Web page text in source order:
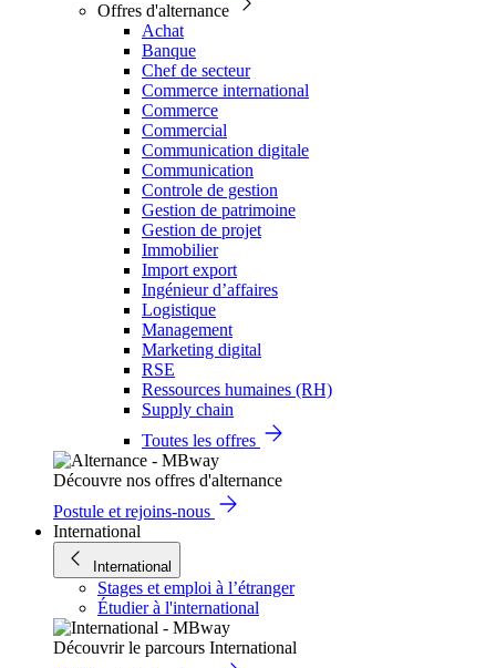
Offres d'alternance
Achat
Banque
Chef de secteur
Commerce international
Commerce
Commercial
Communication digitale
Communication
Controle de gestion
Gestion de patrimoine
Gestion de projet
Immobilier
Import export
Ingénieur d’affaires
Logistique
Management
Marketing digital
RSE
Ressources humaines (RH)
Supply chain
Toutes les offres
Découvre nos offres d'alternance
Postule et rejoins-nous
International
International
Stages et emploi à l’étranger
Étudier à l'international
Découvrir le parcours International